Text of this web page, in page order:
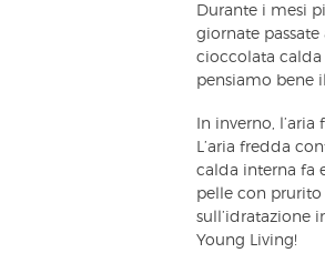
Durante i mesi
giornate
cioccolata calda
pensiamo bene
In inverno,
L’aria fredda
calda interna fa
pelle con
sull’idratazione
Young Living!